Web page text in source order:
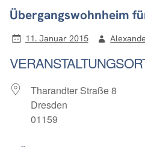
Übergangswohnheim
11. Januar 2015
Tharandter Straße 8
Dresden
01159